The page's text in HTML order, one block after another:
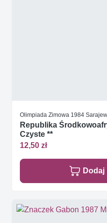
Olimpiada Zimowa 1984
Republika
Czyste **
12,50 zł